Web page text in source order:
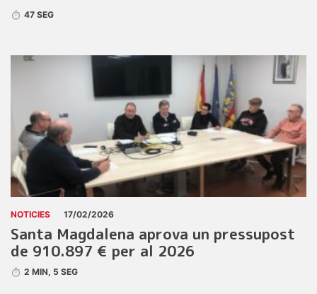
47 SEG
NOTICIES 17/02/2026
Santa Magdalena aprova un pressupost
de 910.897 € per al 2026
2 MIN, 5 SEG